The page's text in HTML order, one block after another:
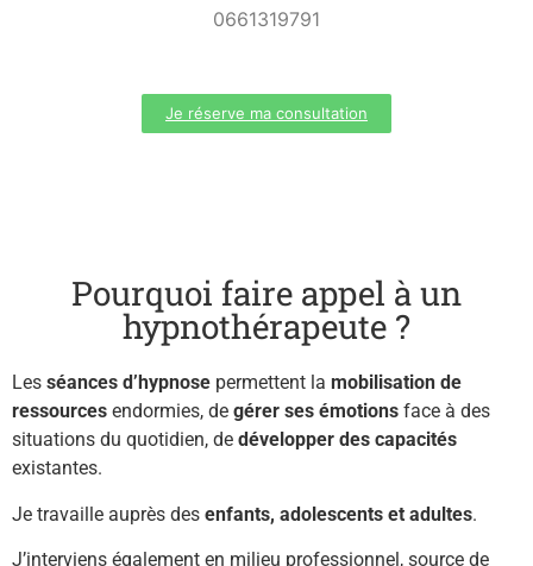
0661319791
Je réserve ma consultation
Pourquoi faire appel à un
hypnothérapeute ?
Les séances d’hypnose permettent la mobilisation de
ressources endormies, de gérer ses émotions face à des
situations du quotidien, de développer des capacités
existantes.
Je travaille auprès des enfants, adolescents et adultes.
J’interviens également en milieu professionnel, source de